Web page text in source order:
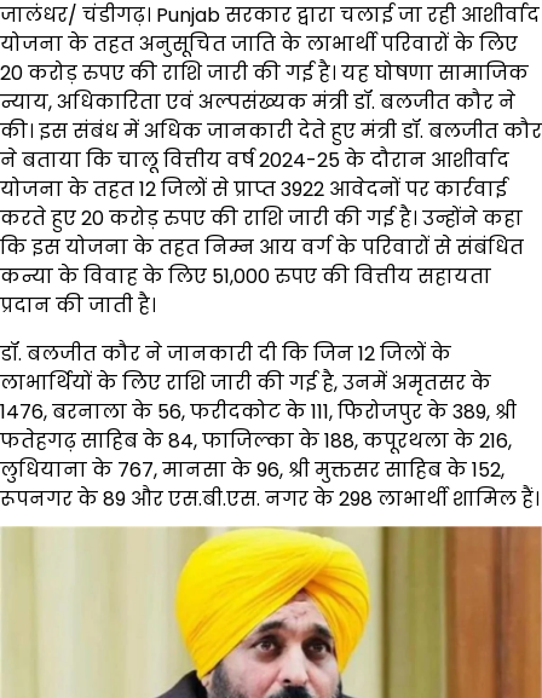
जालंधर/ चंडीगढ़। Punjab सरकार द्वारा चलाई जा रही आशीर्वाद
योजना के तहत अनुसूचित जाति के लाभार्थी परिवारों के लिए
20 करोड़ रुपए की राशि जारी की गई है। यह घोषणा सामाजिक
न्याय, अधिकारिता एवं अल्पसंख्यक मंत्री डॉ. बलजीत कौर ने
की। इस संबंध में अधिक जानकारी देते हुए मंत्री डॉ. बलजीत कौर
ने बताया कि चालू वित्तीय वर्ष 2024-25 के दौरान आशीर्वाद
योजना के तहत 12 जिलों से प्राप्त 3922 आवेदनों पर कार्रवाई
करते हुए 20 करोड़ रुपए की राशि जारी की गई है। उन्होंने कहा
कि इस योजना के तहत निम्न आय वर्ग के परिवारों से संबंधित
कन्या के विवाह के लिए 51,000 रुपए की वित्तीय सहायता
प्रदान की जाती है।
डॉ. बलजीत कौर ने जानकारी दी कि जिन 12 जिलों के
लाभार्थियों के लिए राशि जारी की गई है, उनमें अमृतसर के
1476, बरनाला के 56, फरीदकोट के 111, फिरोजपुर के 389, श्री
फतेहगढ़ साहिब के 84, फाजिल्का के 188, कपूरथला के 216,
लुधियाना के 767, मानसा के 96, श्री मुक्तसर साहिब के 152,
रूपनगर के 89 और एस.बी.एस. नगर के 298 लाभार्थी शामिल हैं।